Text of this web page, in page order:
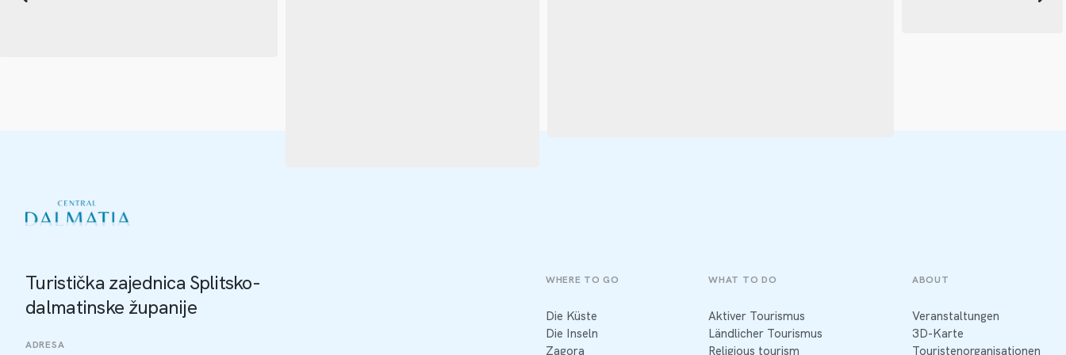
Turistička zajednica Splitsko-
dalmatinske županije
ADRESA
WHERE TO GO
Die Küste
Die Inseln
Zagora
WHAT TO DO
Aktiver Tourismus
Ländlicher Tourismus
Religious tourism
ABOUT
Veranstaltungen
3D-Karte
Touristenorganisationen